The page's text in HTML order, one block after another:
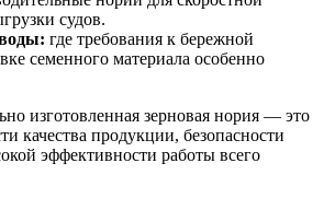
судов.
где требования к бережной
семенного материала особенно
изготовленная зерновая нория — это
качества продукции, безопасности
эффективности работы всего